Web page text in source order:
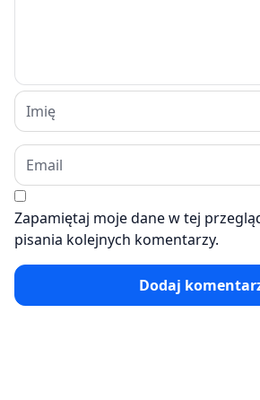
Zapamiętaj moje dane w tej
pisania kolejnych komentarzy.
Dodaj